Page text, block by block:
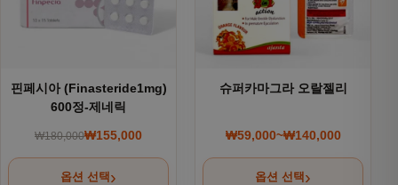
핀페시아 (Finasteride1mg)
600정-제네릭
₩180,000 원래 가격: ₩180,000.
₩155,000
현재 가격: ₩155,000.
옵션 선택
슈퍼카마그라 오랄젤리
₩59,000~₩140,000
가격 범위:
옵션 선택